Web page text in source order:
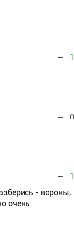
1
0
1
- вороны,
очень